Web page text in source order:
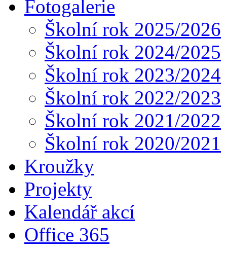
Fotogalerie
Školní rok 2025/2026
Školní rok 2024/2025
Školní rok 2023/2024
Školní rok 2022/2023
Školní rok 2021/2022
Školní rok 2020/2021
Kroužky
Projekty
Kalendář akcí
Office 365